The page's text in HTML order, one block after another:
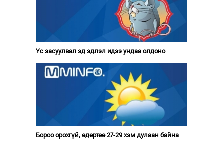
Үс засуулвал эд эдлэл идээ ундаа олдоно
Бороо орохгүй, өдөртөө 27-29 хэм дулаан байна